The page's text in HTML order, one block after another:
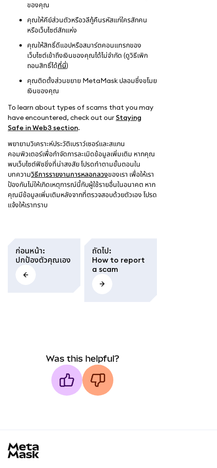
ของคุณ
คุณให้คีย์ส่วนตัวหรือวลีกู้คืนรหัสแก่ใครสักคน
หรือเว็บไซต์สักแห่ง
คุณให้สิทธิ์ดีแอปหรือสมาร์ตคอนแทรกของ
เว็บไซต์เข้าถึงเงินของคุณได้ไม่จำกัด (ดูวิธีเพิก
ถอนสิทธิ์ได้ที่นี่)
คุณติดตั้งส่วนขยาย MetaMask ปลอมซึ่งขโมย
เงินของคุณ
To learn about types of scams that you may
have encountered, check out ourStaying
Safe in Web3 section.
พยายามวิเคราะห์ประวัติเบราว์เซอร์และสแกน
คอมพิวเตอร์เพื่อกำจัดการละเมิดข้อมูลเพิ่มเติม หากคุณ
พบเว็บไซต์ฟิชชิ่งที่น่าสงสัย โปรดทำตามขั้นตอนใน
บทความวิธีการรายงานการหลอกลวงของเรา เพื่อให้เรา
ป้องกันไม่ให้เกิดเหตุการณ์นี้กับผู้ใช้รายอื่นในอนาคต หาก
คุณมีข้อมูลเพิ่มเติมหลังจากที่ตรวจสอบด้วยตัวเอง โปรด
แจ้งให้เราทราบ
ก่อนหน้า:
ปกป้องตัวคุณเอง
ถัดไป:
How to report
a scam
Was this helpful?